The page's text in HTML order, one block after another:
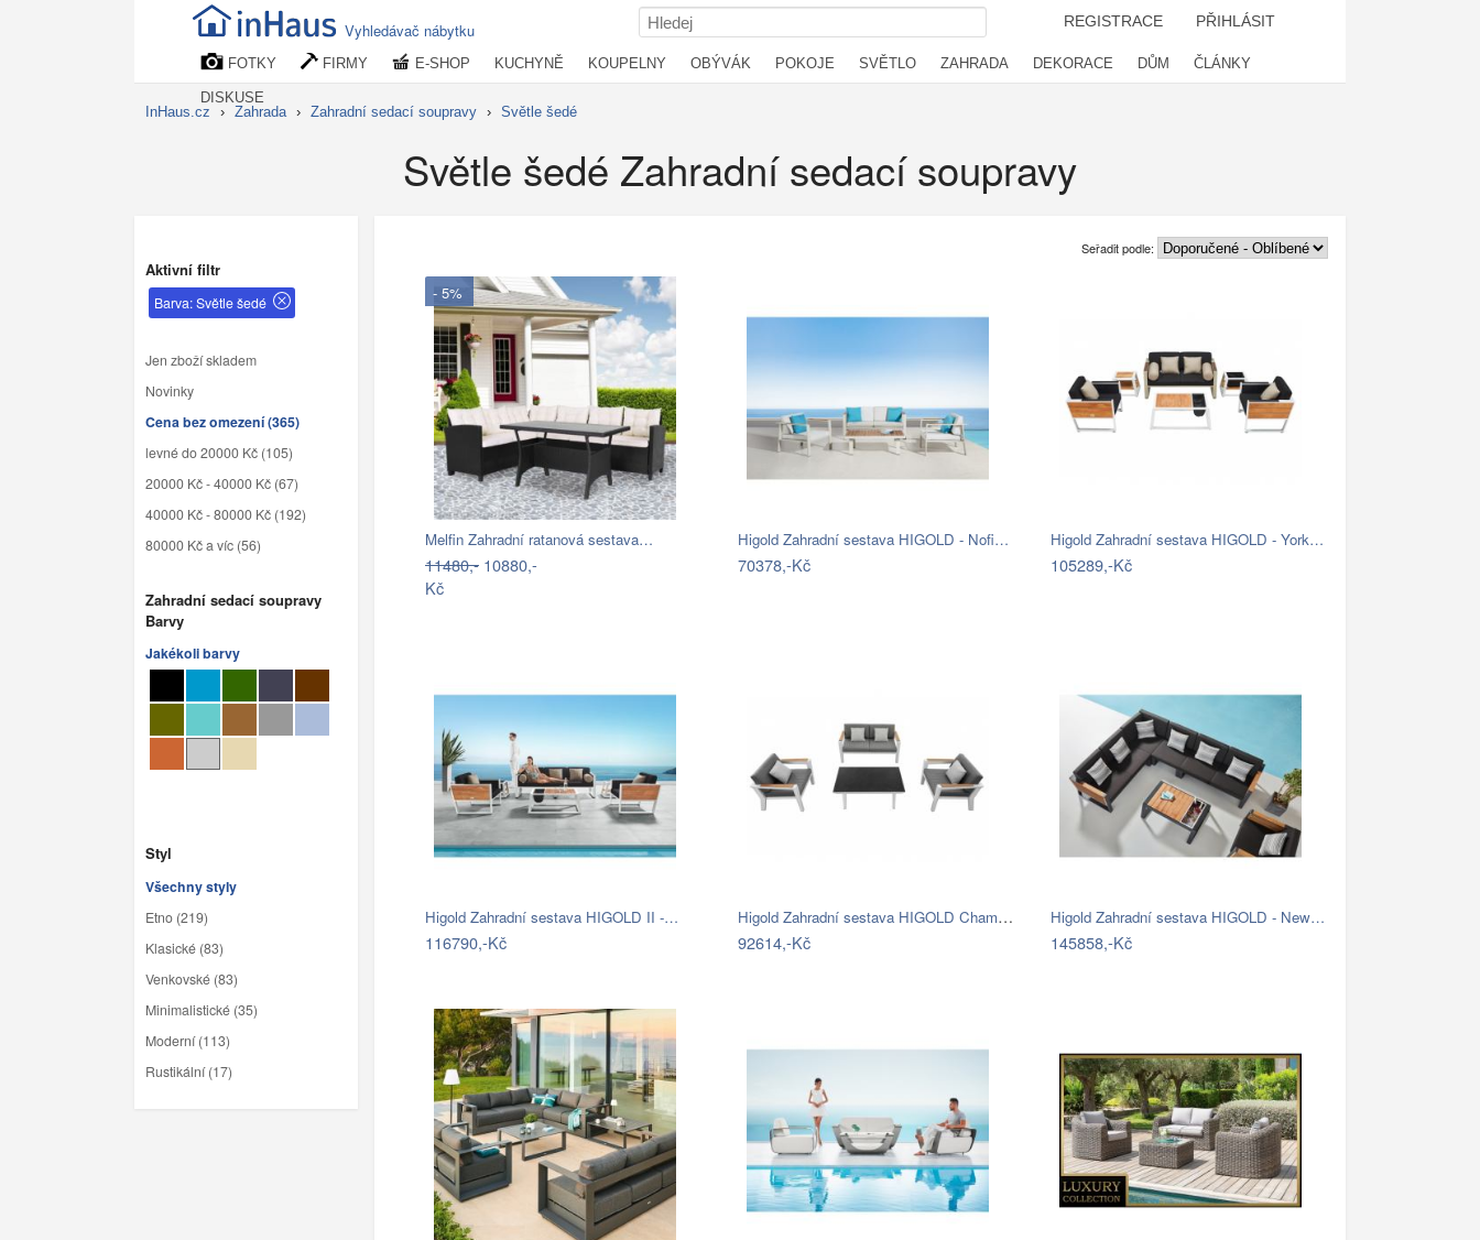
Vyhledávač nábytku REGISTRACE PŘIHLÁSIT
FOTKY FIRMY E-SHOP KUCHYNĚ KOUPELNY OBÝVÁK POKOJE SVĚTLO ZAHRADA DEKORACE DŮM ČLÁNKY
DISKUSE
InHaus.cz
› Zahrada › Zahradní sedací soupravy › Světle šedé
Světle šedé Zahradní sedací soupravy
Aktivní filtr
Barva: Světle šedé
Jen zboží skladem
Novinky
Cena bez omezení (365)
levné do 20000 Kč (105)
20000 Kč - 40000 Kč (67)
40000 Kč - 80000 Kč (192)
80000 Kč a víc (56)
Zahradní sedací soupravy
Barvy
Jakékoli barvy
Styl
Všechny styly
Etno (219)
Klasické (83)
Venkovské (83)
Minimalistické (35)
Moderní (113)
Rustikální (17)
Seřadit podle:
- 5%
Melfin Zahradní ratanová sestava…
11480,- 10880,-
Kč
Higold Zahradní sestava HIGOLD - Nofi…
70378,-Kč
Higold Zahradní sestava HIGOLD - York…
105289,-Kč
Higold Zahradní sestava HIGOLD II -…
116790,-Kč
Higold Zahradní sestava HIGOLD Champion…
92614,-Kč
Higold Zahradní sestava HIGOLD - New…
145858,-Kč